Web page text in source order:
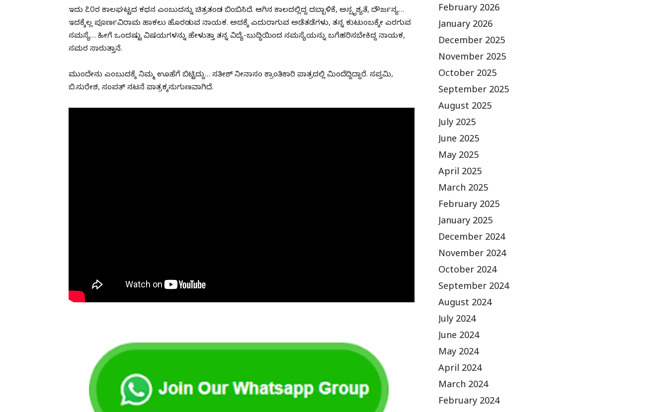
ಇದು ೭೦ರ ಕಾಲಘಟ್ಟದ ಕಥನ ಎಂಬುದನ್ನು ಚಿತ್ರತಂಡ ಬಿಂಬಿಸಿದೆ. ಆಗಿನ ಕಾಲದಲ್ಲಿದ್ದ ದಬ್ಬಾಳಿಕೆ, ಅಸ್ಪೃಶ್ಯತೆ, ದೌರ್ಜನ್ಯ…
ಇದಕ್ಕೆಲ್ಲ ಪೂರ್ಣವಿರಾಮ ಹಾಕಲು ಹೊರಡುವ ನಾಯಕ. ಅದಕ್ಕೆ ಎದುರಾಗುವ ಅಡೆತಡೆಗಳು, ತನ್ನ ಕುಟುಂಬಕ್ಕೇ ಎರಗುವ
ಸಮಸ್ಯೆ… ಹೀಗೆ ಒಂದಷ್ಟು ವಿಷಯಗಳನ್ನು ಹೇಳುತ್ತಾ ತನ್ನ ವಿದ್ಯೆ-ಬುದ್ಧಿಯಿಂದ ಸಮಸ್ಯೆಯನ್ನು ಬಗೆಹರಿಸಬೇಕಿದ್ದ ನಾಯಕ,
ಸಮರ ಸಾರುತ್ತಾನೆ.
ಮುಂದೇನು ಎಂಬುದಕ್ಕೆ ನಿಮ್ಮ ಊಹೆಗೆ ಬಿಟ್ಟಿದ್ದು… ಸತೀಶ್ ನೀನಾಸಂ ಕ್ರಾಂತಿಕಾರಿ ಪಾತ್ರದಲ್ಲಿ ಮಿಂದೆದ್ದಿದ್ದಾರೆ. ಸಪ್ತಮಿ,
ಬಿ.ಸುರೇಶ, ಸಂಪತ್ ನಟನೆ ಪಾತ್ರಕ್ಕನುಗುಣವಾಗಿದೆ.
February 2026
January 2026
December 2025
November 2025
October 2025
September 2025
August 2025
July 2025
June 2025
May 2025
April 2025
March 2025
February 2025
January 2025
December 2024
November 2024
October 2024
September 2024
August 2024
July 2024
June 2024
May 2024
April 2024
March 2024
February 2024